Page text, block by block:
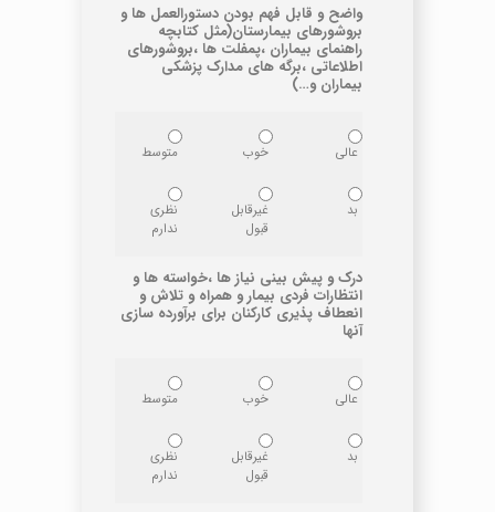
واضح و قابل فهم بودن دستورالعمل ها و
بروشورهای بیمارستان(مثل کتابچه
راهنمای بیماران ،پمفلت ها ،بروشورهای
اطلاعاتی ،برگه های مدارک پزشکی
بیماران و…)
عالی خوب متوسط
بد
غیرقابل
قبول
نظری
ندارم
درک و پیش بینی نیاز ها ،خواسته ها و
انتظارات فردی بیمار و همراه و تلاش و
انعطاف پذیری کارکنان برای برآورده سازی
آنها
عالی خوب متوسط
بد
غیرقابل
قبول
نظری
ندارم